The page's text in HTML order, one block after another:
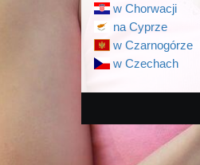
w Chorwacji
na Cyprze
w Czarnogórze
w Czechach